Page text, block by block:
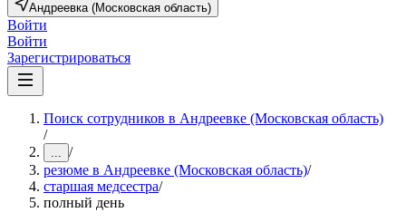
Андреевка (Московская область)
Войти
Войти
Зарегистрироваться
Поиск сотрудников в Андреевке (Московская область)
/
... /
резюме в Андреевке (Московская область)/
старшая медсестра/
полный день